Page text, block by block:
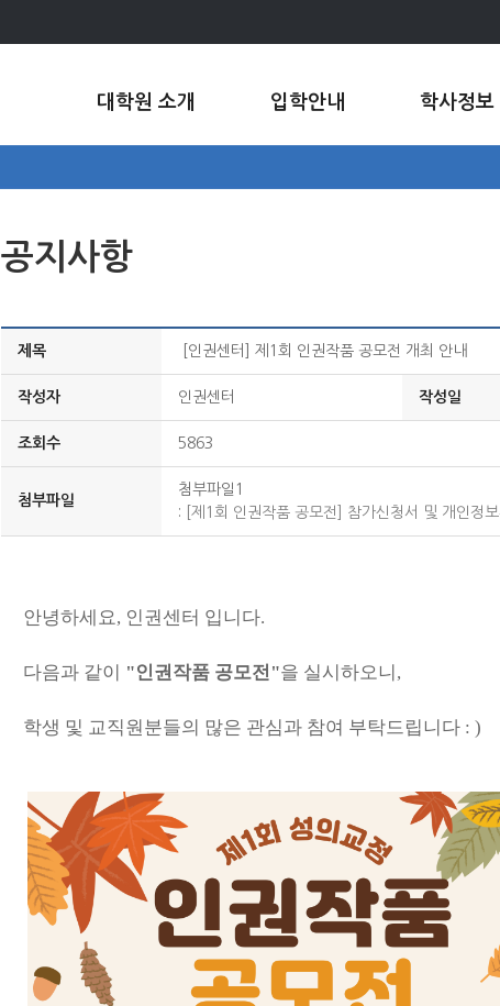
대학원 소개 입학안내 학사정보
공지사항
제목 [인권센터] 제1회 인권작품 공모전 개최 안내
작성자 인권센터 작성일
조회수 5863
첨부파일
첨부파일1
:
[제1회 인권작품 공모전] 참가신청서 및 개인정
안녕하세요, 인권센터 입니다.
다음과 같이 "인권작품 공모전"을 실시하오니,
학생 및 교직원분들의 많은 관심과 참여 부탁드립니다 : )